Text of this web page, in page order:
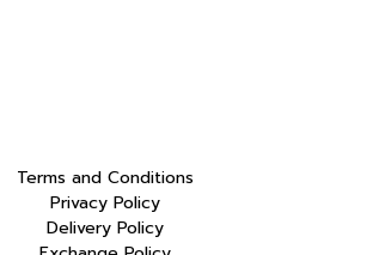
Terms and Conditions
Privacy Policy
Delivery Policy